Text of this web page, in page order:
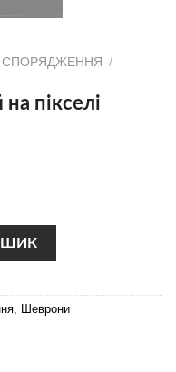
СПОРЯДЖЕННЯ
/
на пiкселi
Шеврони